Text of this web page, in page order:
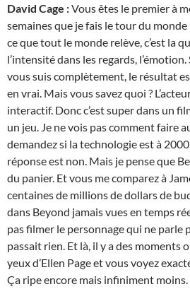
David Cage :Vous êtes le premier à
semaines que je fais le tour du
ce que tout le monde relève, c’est la
l’intensité dans les regards,
vous suis complètement, le résultat
en vrai. Mais vous savez quoi ?
interactif. Donc c’est super dans un
un jeu. Je ne vois pas comment faire
demandez si la technologie est à
réponse est non. Mais je pense que
du panier. Et vous me comparez à
centaines de millions de dollars de
dans Beyond jamais vues en temps
pas filmer le personnage qui ne parle
passait rien. Et là, il y a des moments
yeux d’Ellen Page et vous voyez
Ça ripe encore mais infiniment